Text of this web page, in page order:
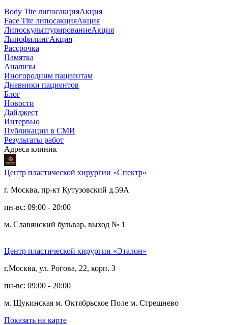
Body Tite липосакцияАкция
Face Tite липосакцияАкция
ЛипоскульптурированиеАкция
ЛипофилингАкция
Рассрочка
Памятка
Анализы
Иногородним пациентам
Дневники пациентов
Блог
Новости
Дайджест
Интервью
Публикации в СМИ
Результаты работ
Адреса клиник
Центр пластической хирургии «Спектр»
г. Москва, пр-кт Кутузовский д.59А
пн-вс: 09:00 - 20:00
м. Славянский бульвар, выход № 1
Центр пластической хирургии «Эталон»
г.Москва, ул. Рогова, 22, корп. 3
пн-вс: 09:00 - 20:00
м. Щукинская м. Октябрьское Поле м. Стрешнево
Показать на карте